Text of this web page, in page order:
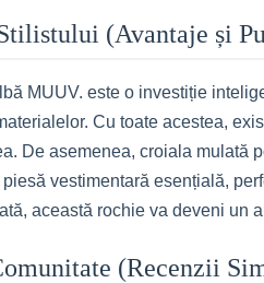
(Avantaje și
MUUV. este o investiție
Cu toate acestea,
De asemenea, croiala mulată
piesă vestimentară esențială,
această rochie va deveni un
(Recenzii